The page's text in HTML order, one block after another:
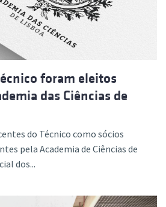
foram eleitos
das Ciências de
do Técnico como sócios
pela Academia de Ciências de
dos...